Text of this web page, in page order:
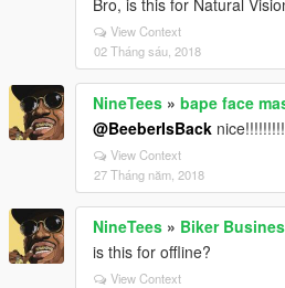
Bro, is this for Natural
View Context
02 Tháng sáu, 2018
NineTees » bape face
@BeeberIsBack
View Context
27 Tháng năm, 2018
NineTees » Biker
is this for offline?
View Context